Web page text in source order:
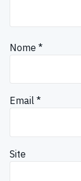
Nome *
Email *
Site